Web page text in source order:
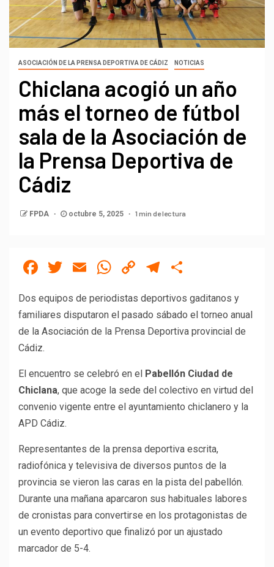
ASOCIACIÓN DE LA PRENSA DEPORTIVA DE CÁDIZ NOTICIAS
Chiclana acogió un año
más el torneo de fútbol
sala de la Asociación de
la Prensa Deportiva de
Cádiz
FPDA octubre 5, 2025 1 min de lectura
Facebook
Twitter
EmailWhatsApp
CopyTelegram
Dos equipos de periodistas deportivos gaditanos y
familiares disputaron el pasado sábado el torneo anual
de la Asociación de la Prensa Deportiva provincial de
Cádiz.
El encuentro se celebró en el Pabellón Ciudad de
Chiclana, que acoge la sede del colectivo en virtud del
convenio vigente entre el ayuntamiento chiclanero y la
APD Cádiz.
Representantes de la prensa deportiva escrita,
radiofónica y televisiva de diversos puntos de la
provincia se vieron las caras en la pista del pabellón.
Durante una mañana aparcaron sus habituales labores
de cronistas para convertirse en los protagonistas de
un evento deportivo que finalizó por un ajustado
marcador de 5-4.